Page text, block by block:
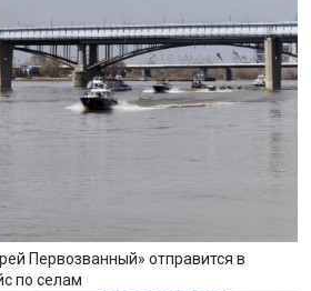
Первозванный» отправится в
по селам